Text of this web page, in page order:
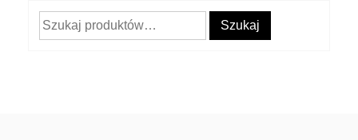
Szukaj: Szukaj